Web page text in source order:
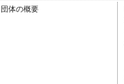
団体の概要